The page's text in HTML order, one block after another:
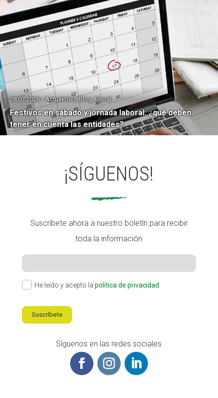
Festivos en sábado y jornada laboral: ¿qué deben
tener en cuenta las entidades?
28.07.2026 • Actualidad, Blog, Fiscal
¡SÍGUENOS!
Suscríbete ahora a nuestro boletín para recibir
toda la información
He leído y acepto la política de privacidad
Suscríbete
Síguenos en las redes sociales